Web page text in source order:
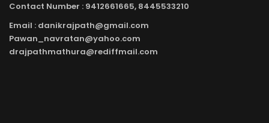
Contact Number : 9412661665, 8445533210
Email : danikrajpath@gmail.com
Pawan_navratan@yahoo.com
drajpathmathura@rediffmail.com